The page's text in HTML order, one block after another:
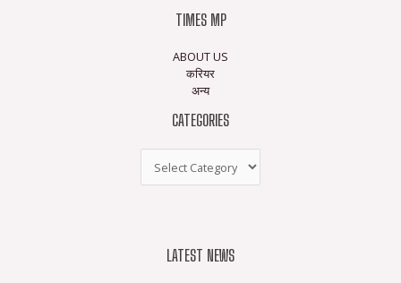
TIMES MP
ABOUT US
करियर
अन्य
CATEGORIES
LATEST NEWS